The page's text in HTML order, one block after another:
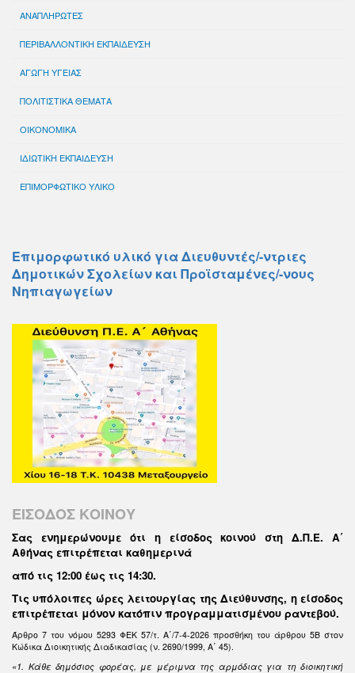
ΑΝΑΠΛΗΡΩΤΕΣ
ΠΕΡΙΒΑΛΛΟΝΤΙΚΗ ΕΚΠΑΙΔΕΥΣΗ
ΑΓΩΓΗ ΥΓΕΙΑΣ
ΠΟΛΙΤΙΣΤΙΚΑ ΘΕΜΑΤΑ
ΟΙΚΟΝΟΜΙΚΑ
ΙΔΙΩΤΙΚΗ ΕΚΠΑΙΔΕΥΣΗ
ΕΠΙΜΟΡΦΩΤΙΚΟ ΥΛΙΚΟ
Επιμορφωτικό υλικό για Διευθυντές/-ντριες
Δημοτικών Σχολείων και Προϊσταμένες/-νους
Νηπιαγωγείων
ΕΙΣΟΔΟΣ ΚΟΙΝΟΥ
Σας ενημερώνουμε ότι η είσοδος κοινού στη Δ.Π.Ε. Α΄
Αθήνας επιτρέπεται καθημερινά
από τις 12:00 έως τις 14:30.
Τις υπόλοιπες ώρες λειτουργίας της Διεύθυνσης, η είσοδος
επιτρέπεται μόνον κατόπιν προγραμματισμένου ραντεβού.
Άρθρο 7 του νόμου 5293 ΦΕΚ 57/τ. Α΄/7-4-2026 προσθήκη του άρθρου 5Β στον
Κώδικα Διοικητικής Διαδικασίας (ν. 2690/1999, Α΄ 45).
«1. Κάθε δημόσιος φορέας, με μέριμνα της αρμόδιας για τη διοικητική